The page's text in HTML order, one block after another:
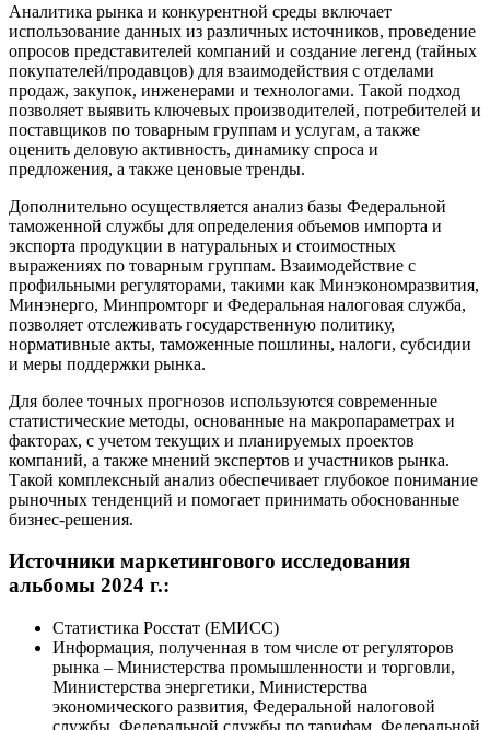
Аналитика рынка и конкурентной среды включает
использование данных из различных источников, проведение
опросов представителей компаний и создание легенд (тайных
покупателей/продавцов) для взаимодействия с отделами
продаж, закупок, инженерами и технологами. Такой подход
позволяет выявить ключевых производителей, потребителей и
поставщиков по товарным группам и услугам, а также
оценить деловую активность, динамику спроса и
предложения, а также ценовые тренды.
Дополнительно осуществляется анализ базы Федеральной
таможенной службы для определения объемов импорта и
экспорта продукции в натуральных и стоимостных
выражениях по товарным группам. Взаимодействие с
профильными регуляторами, такими как Минэкономразвития,
Минэнерго, Минпромторг и Федеральная налоговая служба,
позволяет отслеживать государственную политику,
нормативные акты, таможенные пошлины, налоги, субсидии
и меры поддержки рынка.
Для более точных прогнозов используются современные
статистические методы, основанные на макропараметрах и
факторах, с учетом текущих и планируемых проектов
компаний, а также мнений экспертов и участников рынка.
Такой комплексный анализ обеспечивает глубокое понимание
рыночных тенденций и помогает принимать обоснованные
бизнес-решения.
Источники маркетингового исследования
альбомы 2024 г.:
Статистика Росстат (ЕМИСС)
Информация, полученная в том числе от регуляторов
рынка – Министерства промышленности и торговли,
Министерства энергетики, Министерства
экономического развития, Федеральной налоговой